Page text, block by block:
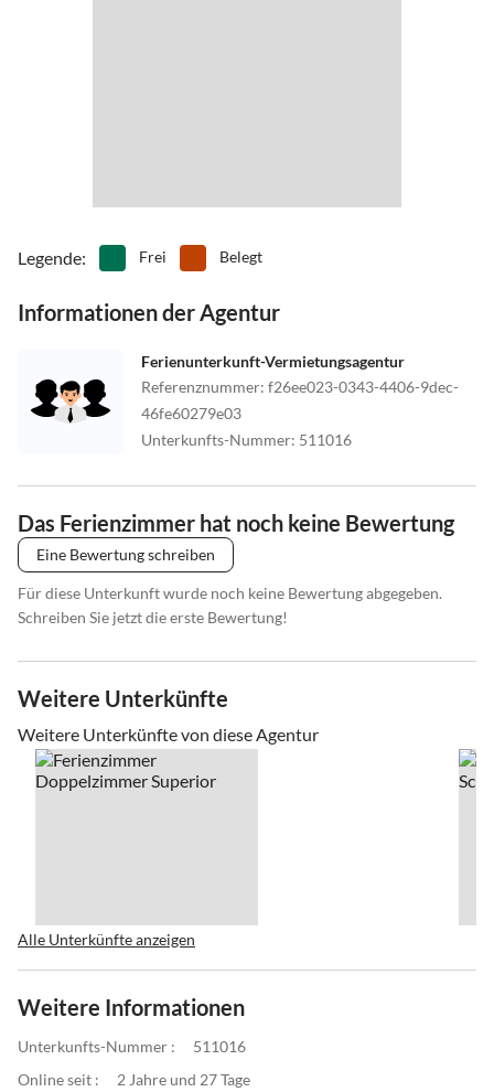
Legende: Frei Belegt
Informationen der Agentur
Ferienunterkunft-Vermietungsagentur
Referenznummer: f26ee023-0343-4406-9dec-
46fe60279e03
Unterkunfts-Nummer: 511016
Das Ferienzimmer hat noch keine Bewertung
Eine Bewertung schreiben
Für diese Unterkunft wurde noch keine Bewertung abgegeben.
Schreiben Sie jetzt die erste Bewertung!
Weitere Unterkünfte
Weitere Unterkünfte von diese Agentur
Alle Unterkünfte anzeigen
Weitere Informationen
Unterkunfts-Nummer :
511016
Online seit :
2 Jahre und 27 Tage